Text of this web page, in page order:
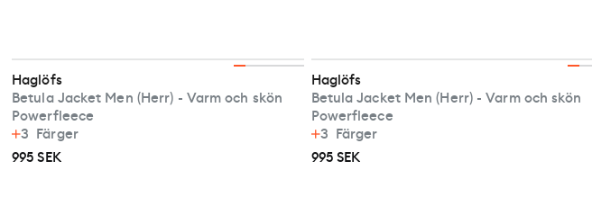
Haglöfs
Betula Jacket Men (Herr) - Varm och skön
Powerfleece
3 Färger
995 SEK
Haglöfs
Betula Jacket Men (Herr) - Varm och skön
Powerfleece
3 Färger
995 SEK